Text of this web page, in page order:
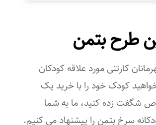
کارتنی مورد علاقه کودکان
کودک خود را با خرید یک
شگفت زده کنید، ما به شما
سرخ بتمن را پیشنهاد می کنیم.